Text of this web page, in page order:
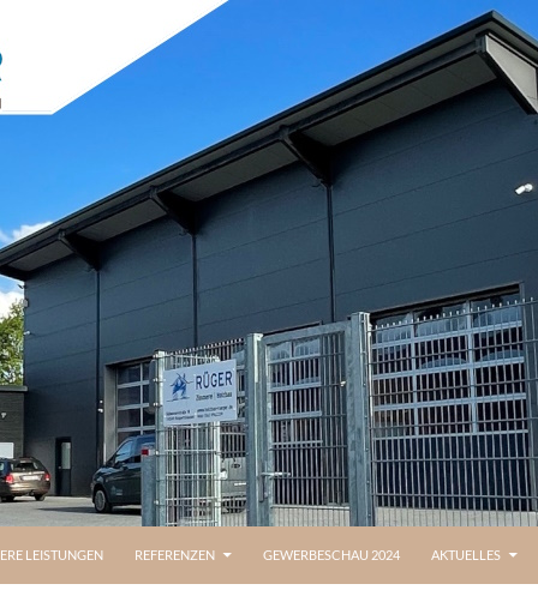
LEISTUNGEN REFERENZEN GEWERBESCHAU 2024 AKTUELLES